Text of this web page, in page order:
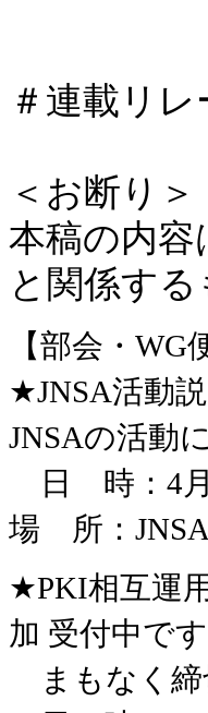
＃連載リ
＜お断り＞
本稿の内容
と関係す
【部会・WG
★JNSA活動
JNSAの活動
日 時：4月
場 所：
★PKI相互運
加 受付中です
まもなく締